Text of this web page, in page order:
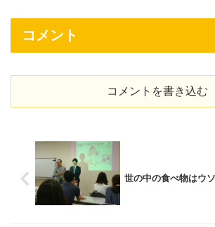
コメント
コメントを書き込む
世の中の食べ物はウ